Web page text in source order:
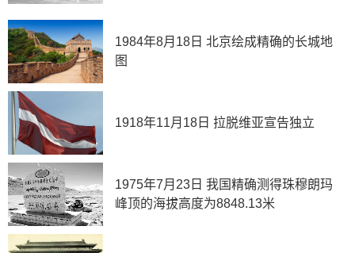
1984年8月18日 北京绘成精确的长城地
图
1918年11月18日 拉脱维亚宣告独立
1975年7月23日 我国精确测得珠穆朗玛
峰顶的海拔高度为8848.13米